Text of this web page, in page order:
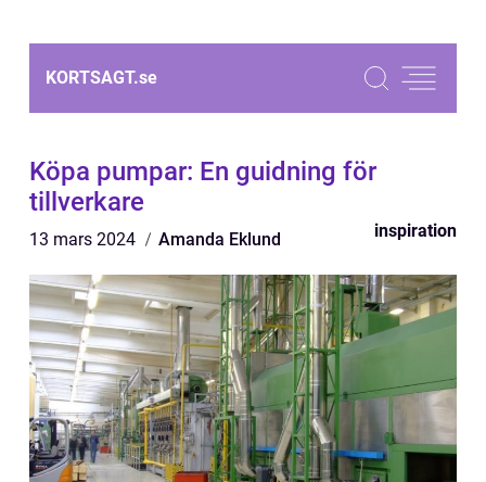
KORTSAGT.se
Köpa pumpar: En guidning för
tillverkare
13 mars 2024 Amanda Eklund inspiration